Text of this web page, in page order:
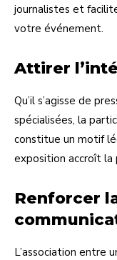
journalistes et
votre événement.
Attirer
Qu’il s’agisse de
spécialisées, la
constitue un motif
exposition accroît
Renforcer
L’association entre